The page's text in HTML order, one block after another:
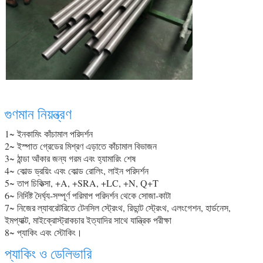
গুণমান নিয়ন্ত্রণ
1~ ইনকামিং কাঁচামাল পরিদর্শন
2~ ইস্পাত গ্রেডের মিশ্রণ এড়াতে কাঁচামাল বিভাজন
3~ ঠান্ডা আঁকার জন্য গরম এবং হ্যামারিং শেষ
4~ কোল্ড ড্রয়িং এবং কোল্ড রোলিং, লাইন পরিদর্শন
5~ তাপ চিকিত্সা, +A, +SRA, +LC, +N, Q+T
6~ নির্দিষ্ট দৈর্ঘ্য-সম্পূর্ণ পরিমাপ পরিদর্শন থেকে সোজা-কাটা
7~ নিজের ল্যাবরেটরিতে টেনসিল স্ট্রেংথ, রিডান্ট স্ট্রেংথ, এলংগেশন, হার্ডনেস,
ইমপ্যাক্ট, মাইক্রোস্ট্রাকচার ইত্যাদির সাথে যান্ত্রিক পরীক্ষা
8~ প্যাকিং এবং স্টোকিং।
প্যাকিং ও ডেলিভারি